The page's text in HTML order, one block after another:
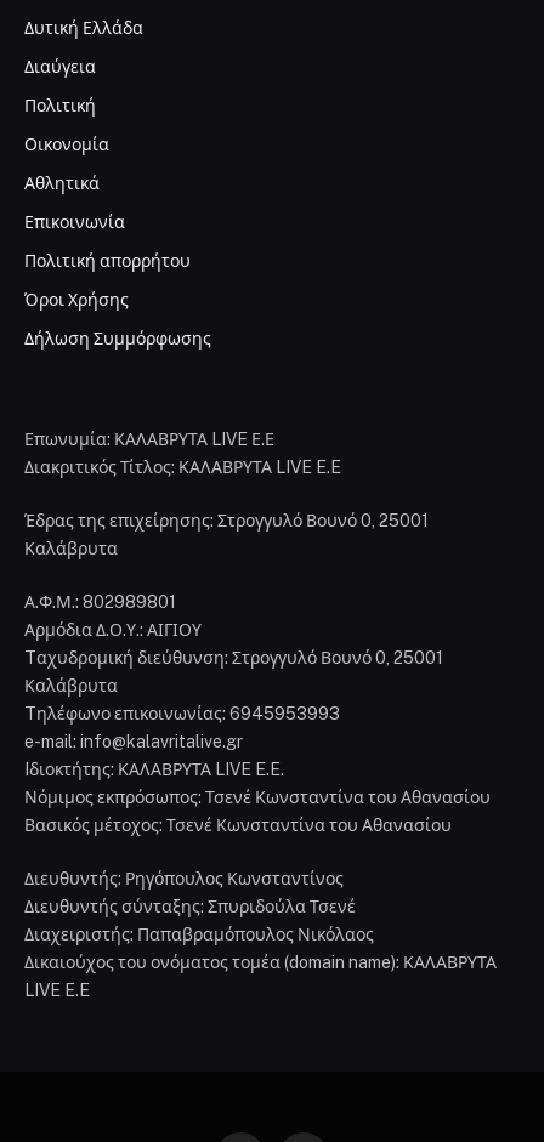
Δυτική Ελλάδα
Διαύγεια
Πολιτική
Οικονομία
Αθλητικά
Επικοινωνία
Πολιτική απορρήτου
Όροι Χρήσης
Δήλωση Συμμόρφωσης
Επωνυμία: ΚΑΛΑΒΡΥΤΑ LIVE Ε.Ε
Διακριτικός Τίτλος: ΚΑΛΑΒΡΥΤΑ LIVE E.E
Έδρας της επιχείρησης: Στρογγυλό Βουνό 0, 25001
Καλάβρυτα
Α.Φ.Μ.: 802989801
Αρμόδια Δ.Ο.Υ.: ΑΙΓΙΟΥ
Tαχυδρομική διεύθυνση: Στρογγυλό Βουνό 0, 25001
Καλάβρυτα
Tηλέφωνο επικοινωνίας: 6945953993
e-mail: info@kalavritalive.gr
Iδιοκτήτης: ΚΑΛΑΒΡΥΤΑ LIVE E.E.
Νόμιμος εκπρόσωπος: Τσενέ Κωνσταντίνα του Αθανασίου
Βασικός μέτοχος: Τσενέ Κωνσταντίνα του Αθανασίου
Διευθυντής: Ρηγόπουλος Κωνσταντίνος
Διευθυντής σύνταξης: Σπυριδούλα Τσενέ
Διαχειριστής: Παπαβραμόπουλος Νικόλαος
Δικαιούχος του ονόματος τομέα (domain name): ΚΑΛΑΒΡΥΤΑ
LIVE E.E